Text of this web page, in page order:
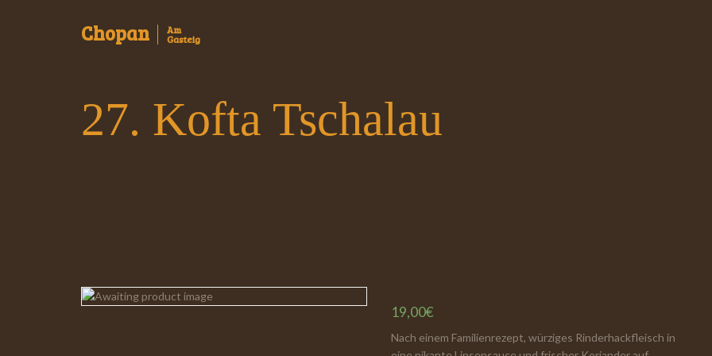
Chopan Am
Gasteig
27. Kofta Tschalau
19,00€
Nach einem Familienrezept, würziges Rinderhackfleisch in